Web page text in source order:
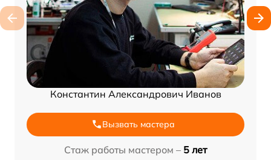
Константин Александрович Иванов
Вызвать мастера
Стаж работы мастером – 5 лет